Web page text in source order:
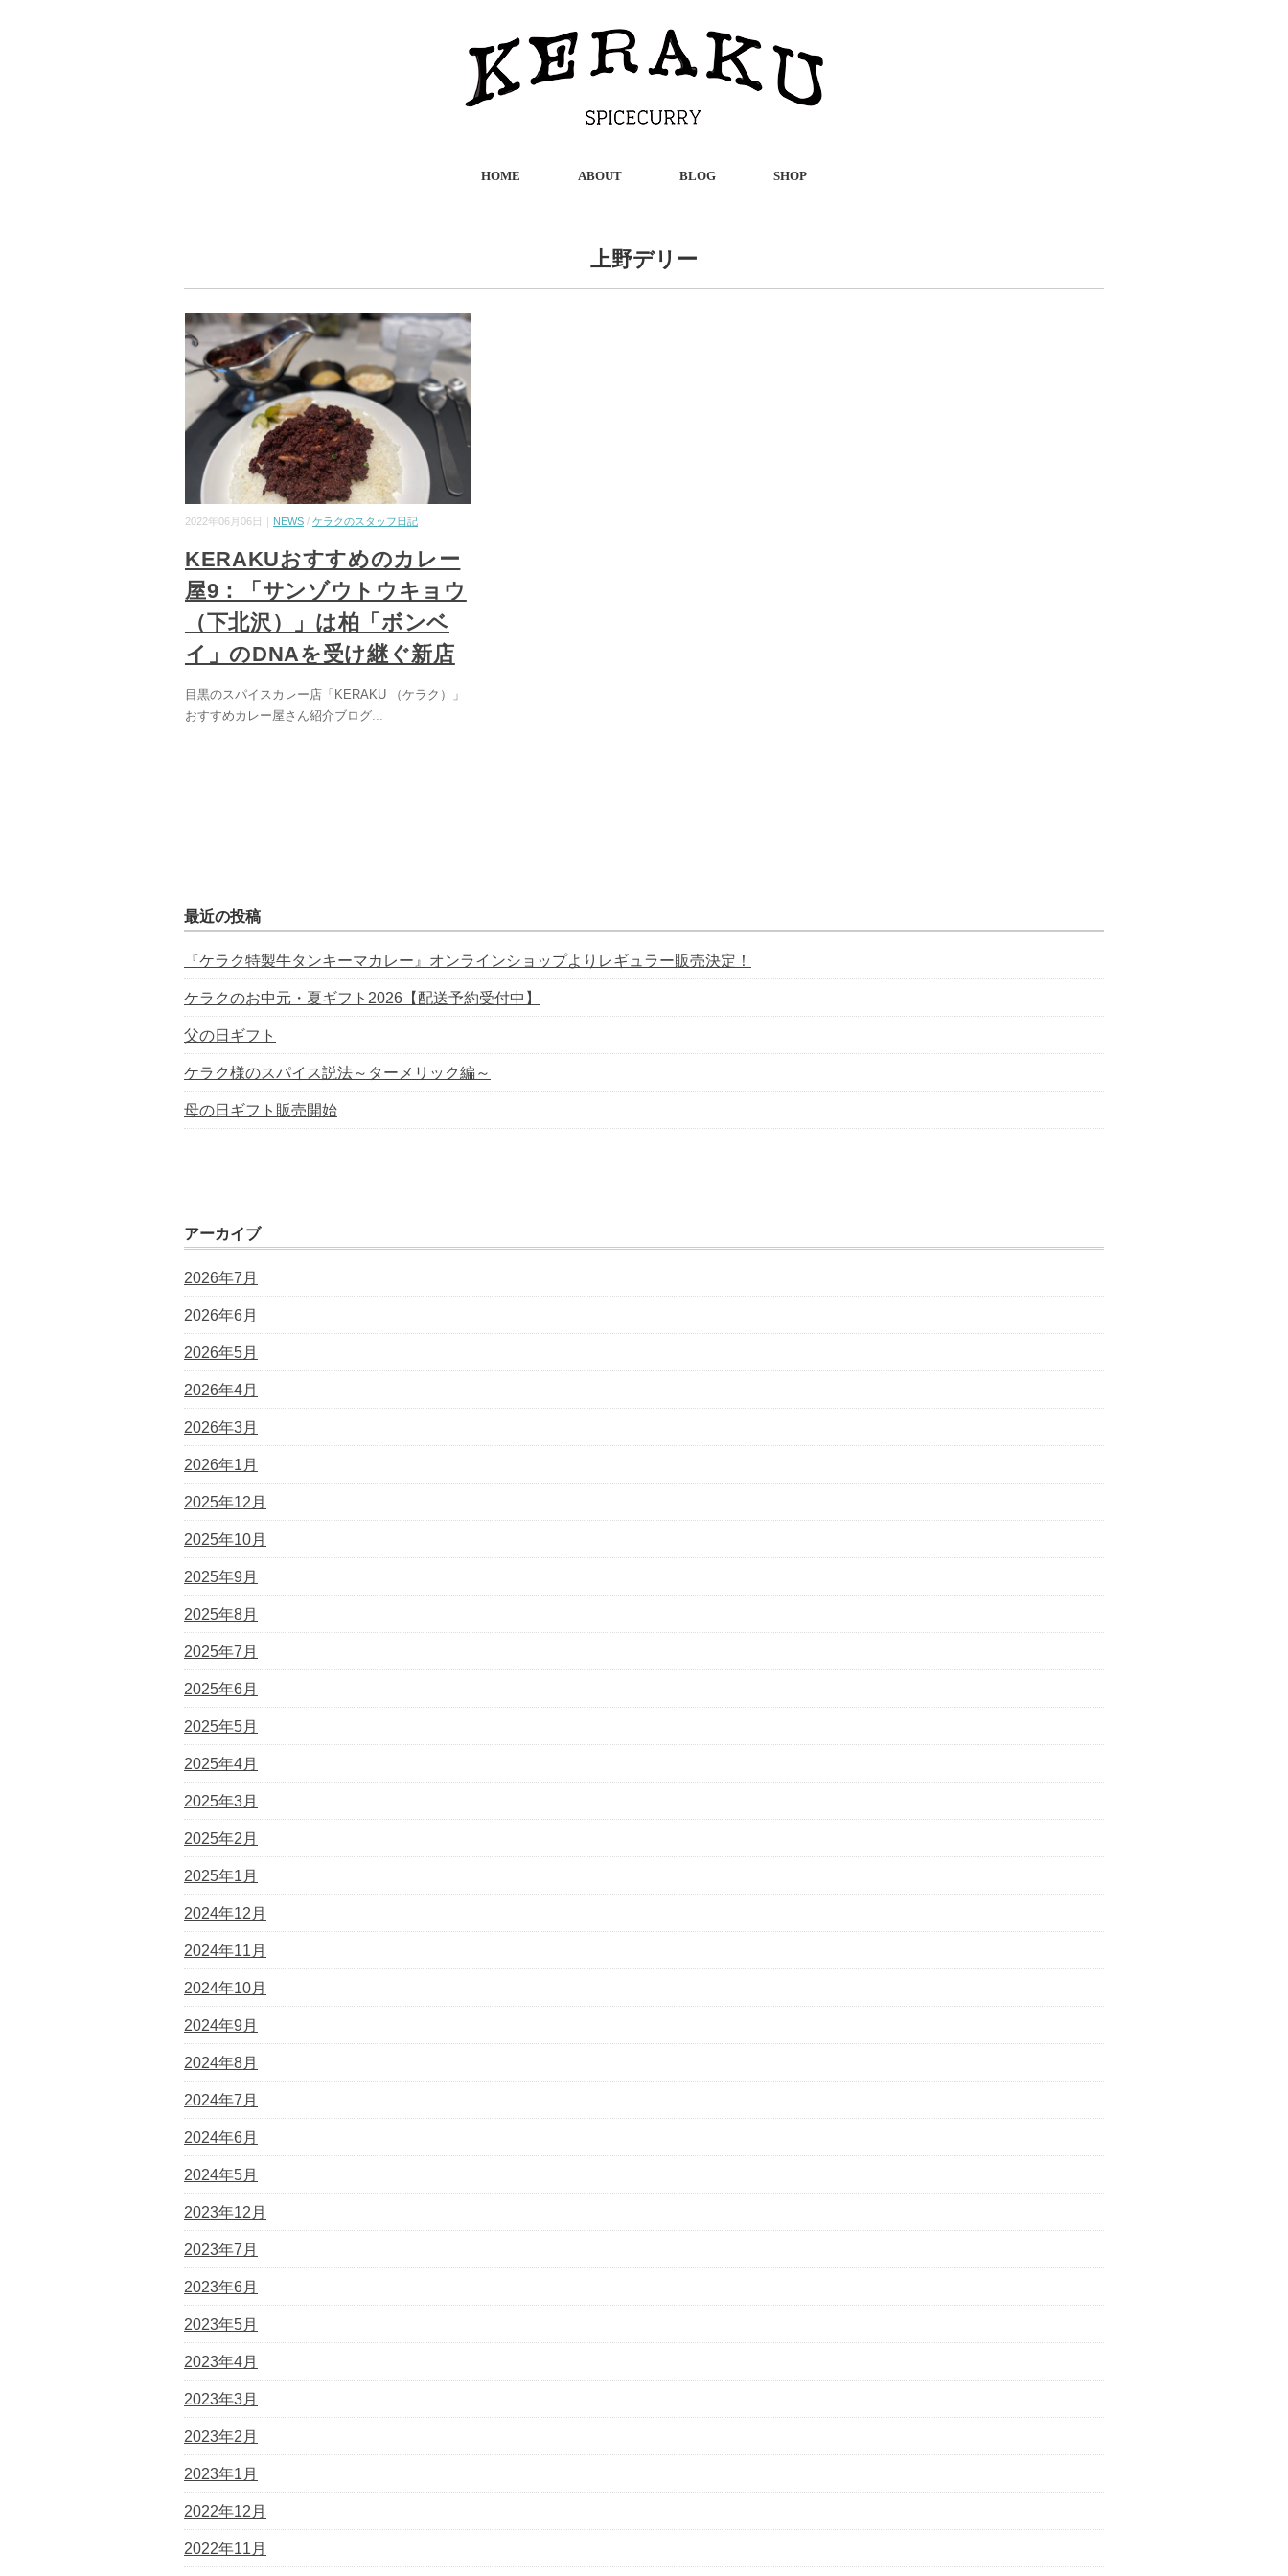
HOME ABOUT BLOG SHOP
上野デリー
2022年06月06日｜ NEWS/ ケラクのスタッフ日記
KERAKUおすすめのカレー
屋9：「サンゾウトウキョウ
（下北沢）」は柏「ボンベ
イ」のDNAを受け継ぐ新店
目黒のスパイスカレー店「KERAKU （ケラク）」
おすすめカレー屋さん紹介ブログ...
最近の投稿
『ケラク特製牛タンキーマカレー』オンラインショップよりレギュラー販売決定！
ケラクのお中元・夏ギフト2026【配送予約受付中】
父の日ギフト
ケラク様のスパイス説法～ターメリック編～
母の日ギフト販売開始
アーカイブ
2026年7月
2026年6月
2026年5月
2026年4月
2026年3月
2026年1月
2025年12月
2025年10月
2025年9月
2025年8月
2025年7月
2025年6月
2025年5月
2025年4月
2025年3月
2025年2月
2025年1月
2024年12月
2024年11月
2024年10月
2024年9月
2024年8月
2024年7月
2024年6月
2024年5月
2023年12月
2023年7月
2023年6月
2023年5月
2023年4月
2023年3月
2023年2月
2023年1月
2022年12月
2022年11月